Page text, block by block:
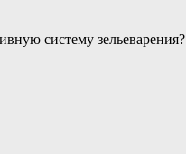
систему зельеварения?